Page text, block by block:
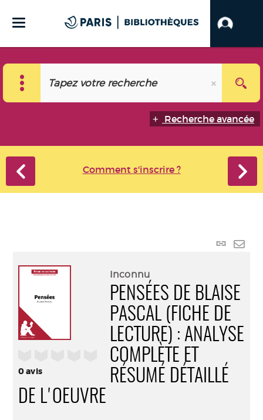
Recherche avancée
Comment s'inscrire ?
Lien
mail
0avis
Inconnu
PENSÉES DE BLAISE
PASCAL (FICHE DE
LECTURE) : ANALYSE
COMPLÈTE ET
RÉSUMÉ DÉTAILLÉ
DE L'OEUVRE